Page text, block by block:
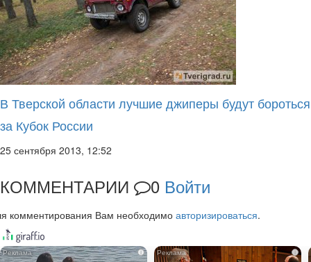
В Тверской области лучшие джиперы будут бороться
за Кубок России
25 сентября 2013, 12:52
КОММЕНТАРИИ 0 Войти
комментирования Вам необходимо авторизироваться.
i i